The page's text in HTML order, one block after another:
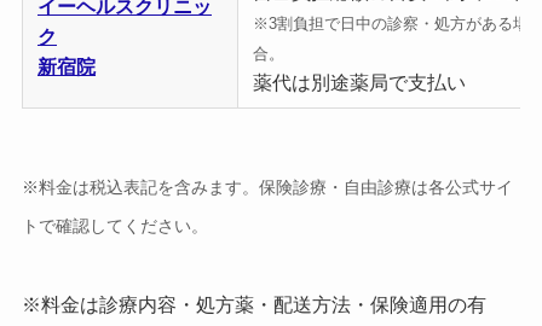
イーヘルスクリニッ
ク
新宿院
※3割負担で日中の診察・処方がある場
合。
薬代は別途薬局で支払い
※料金は税込表記を含みます。保険診療・自由診療は各公式サイ
トで確認してください。
※料金は診療内容・処方薬・配送方法・保険適用の有